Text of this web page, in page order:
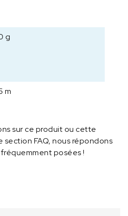
g
m
sur ce produit ou cette
section FAQ, nous répondons
posées !